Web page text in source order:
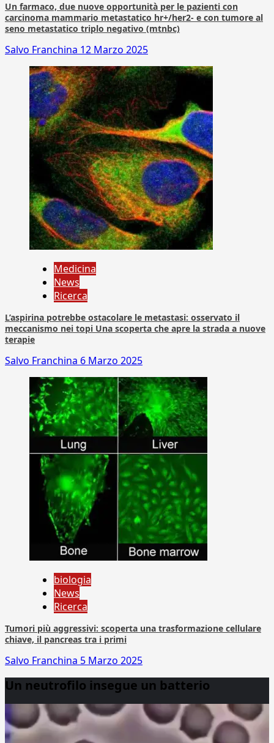
Un farmaco, due nuove opportunità per le pazienti con
carcinoma mammario metastatico hr+/her2- e con tumore al
seno metastatico triplo negativo (mtnbc)
Salvo Franchina 12 Marzo 2025
Medicina
News
Ricerca
L’aspirina potrebbe ostacolare le metastasi: osservato il
meccanismo nei topi Una scoperta che apre la strada a nuove
terapie
Salvo Franchina 6 Marzo 2025
biologia
News
Ricerca
Tumori più aggressivi: scoperta una trasformazione cellulare
chiave, il pancreas tra i primi
Salvo Franchina 5 Marzo 2025
Un neutrofilo insegue un batterio
Player